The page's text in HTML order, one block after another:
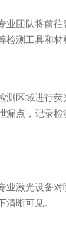
业团队将前往
检测工具和材
测区域进行
漏点 ， 记录检
业激光设备
清晰可见。